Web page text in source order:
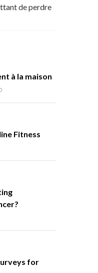
de perdre
à la maison
Fitness
for